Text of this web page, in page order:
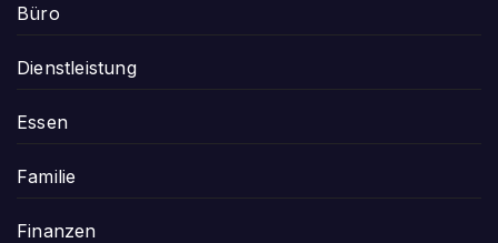
Büro
Dienstleistung
Essen
Familie
Finanzen